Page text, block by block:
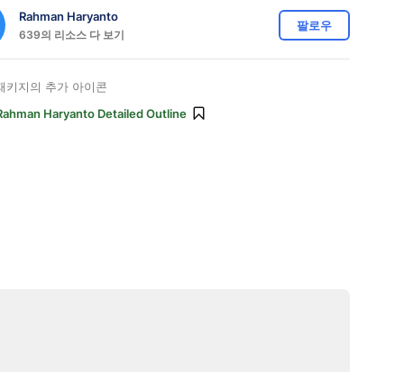
Rahman Haryanto
639의 리소스 다 보기
팔로우
키지의 추가 아이콘
Haryanto Detailed Outline